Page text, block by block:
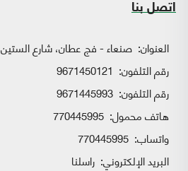
اتصل بنا
العنوان: صنعاء - فج عطان، شارع الستين
رقم التلفون: 9671450121
رقم التلفون: 9671445993
هاتف محمول: 770445995
واتساب:
البريد الإلكتروني: راسلنا